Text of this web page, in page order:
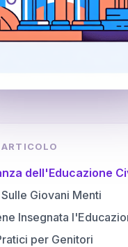
dell'Educazione
Giovani Menti
Insegnata
per Genitori